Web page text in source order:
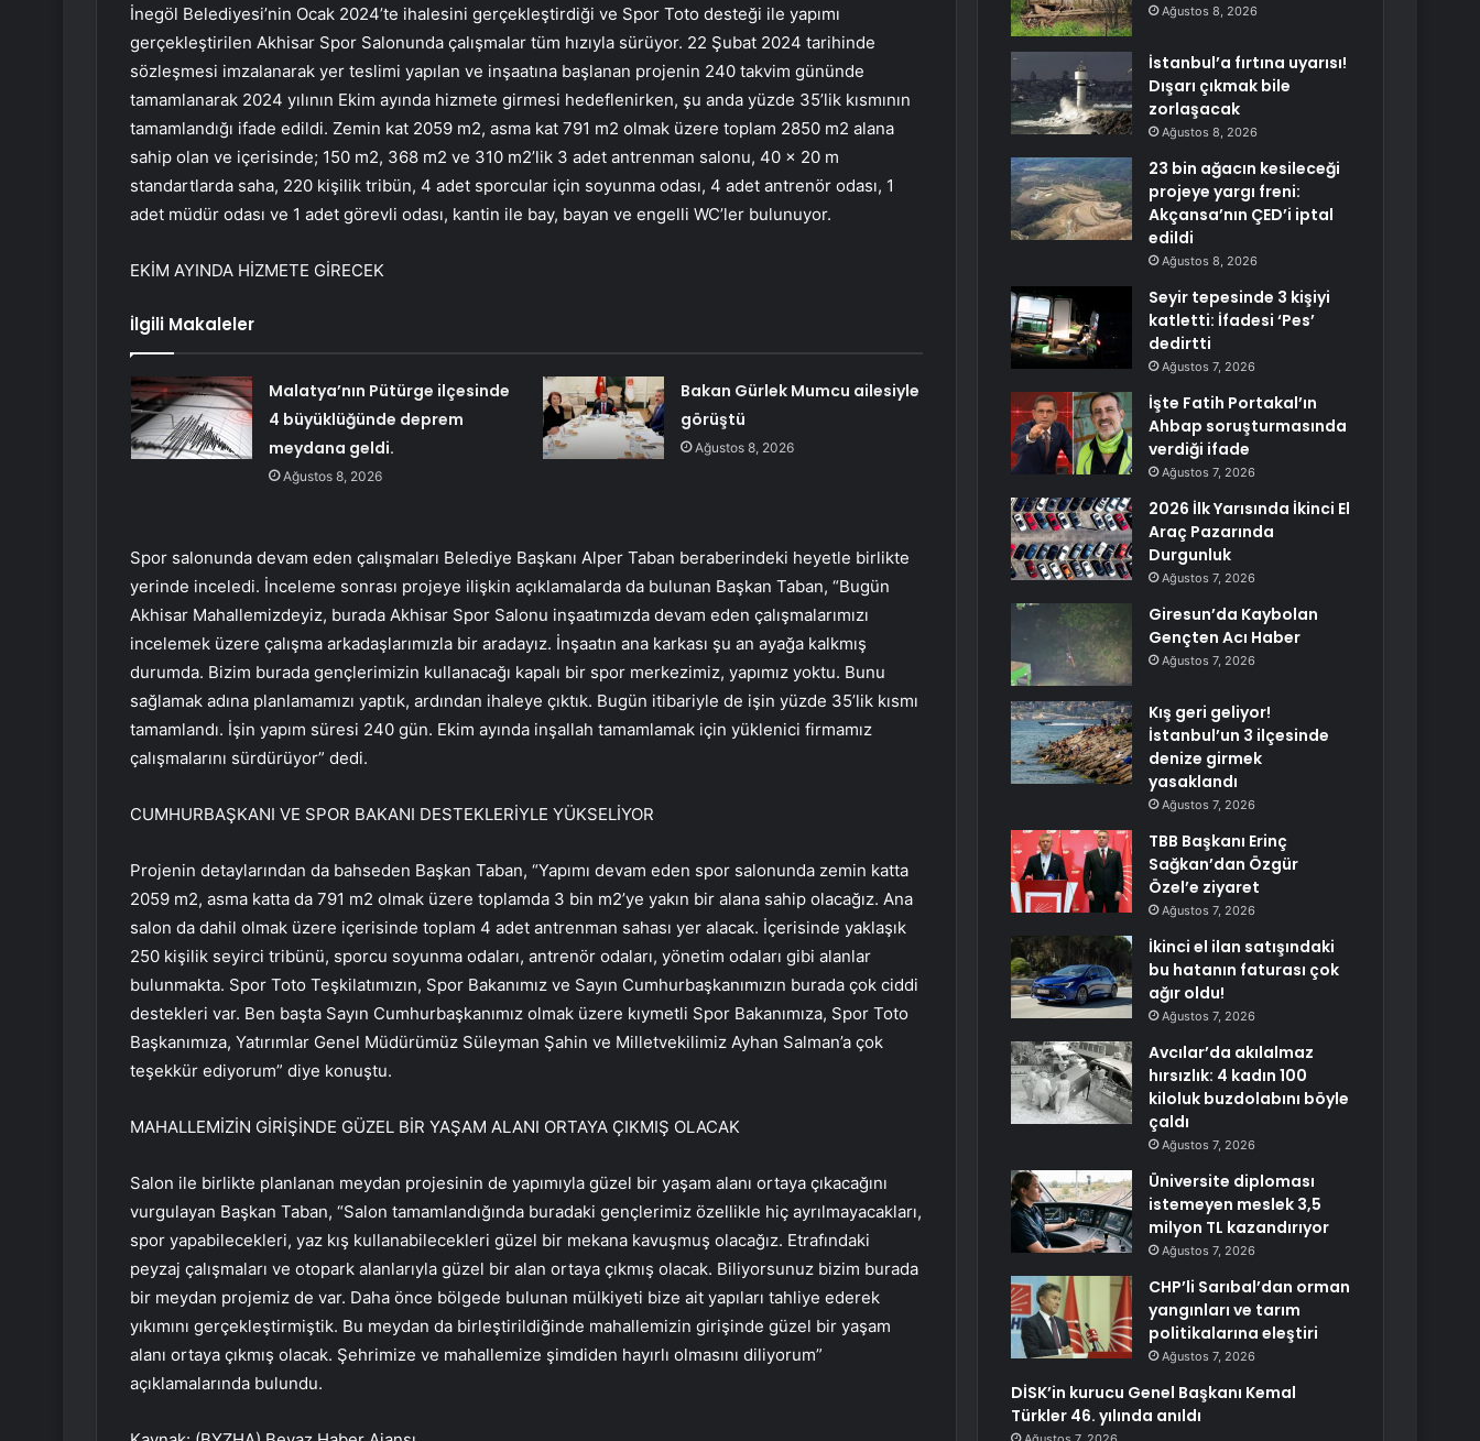
İnegöl Belediyesi’nin Ocak 2024’te ihalesini gerçekleştirdiği ve Spor Toto desteği ile yapımı
gerçekleştirilen Akhisar Spor Salonunda çalışmalar tüm hızıyla sürüyor. 22 Şubat 2024 tarihinde
sözleşmesi imzalanarak yer teslimi yapılan ve inşaatına başlanan projenin 240 takvim gününde
tamamlanarak 2024 yılının Ekim ayında hizmete girmesi hedeflenirken, şu anda yüzde 35’lik kısmının
tamamlandığı ifade edildi. Zemin kat 2059 m2, asma kat 791 m2 olmak üzere toplam 2850 m2 alana
sahip olan ve içerisinde; 150 m2, 368 m2 ve 310 m2’lik 3 adet antrenman salonu, 40 x 20 m
standartlarda saha, 220 kişilik tribün, 4 adet sporcular için soyunma odası, 4 adet antrenör odası, 1
adet müdür odası ve 1 adet görevli odası, kantin ile bay, bayan ve engelli WC’ler bulunuyor.
EKİM AYINDA HİZMETE GİRECEK
İlgili Makaleler
Malatya’nın Pütürge ilçesinde
4 büyüklüğünde deprem
meydana geldi.
Ağustos 8, 2026
Bakan Gürlek Mumcu ailesiyle
görüştü
Ağustos 8, 2026
Spor salonunda devam eden çalışmaları Belediye Başkanı Alper Taban beraberindeki heyetle birlikte
yerinde inceledi. İnceleme sonrası projeye ilişkin açıklamalarda da bulunan Başkan Taban, “Bugün
Akhisar Mahallemizdeyiz, burada Akhisar Spor Salonu inşaatımızda devam eden çalışmalarımızı
incelemek üzere çalışma arkadaşlarımızla bir aradayız. İnşaatın ana karkası şu an ayağa kalkmış
durumda. Bizim burada gençlerimizin kullanacağı kapalı bir spor merkezimiz, yapımız yoktu. Bunu
sağlamak adına planlamamızı yaptık, ardından ihaleye çıktık. Bugün itibariyle de işin yüzde 35’lik kısmı
tamamlandı. İşin yapım süresi 240 gün. Ekim ayında inşallah tamamlamak için yüklenici firmamız
çalışmalarını sürdürüyor” dedi.
CUMHURBAŞKANI VE SPOR BAKANI DESTEKLERİYLE YÜKSELİYOR
Projenin detaylarından da bahseden Başkan Taban, “Yapımı devam eden spor salonunda zemin katta
2059 m2, asma katta da 791 m2 olmak üzere toplamda 3 bin m2’ye yakın bir alana sahip olacağız. Ana
salon da dahil olmak üzere içerisinde toplam 4 adet antrenman sahası yer alacak. İçerisinde yaklaşık
250 kişilik seyirci tribünü, sporcu soyunma odaları, antrenör odaları, yönetim odaları gibi alanlar
bulunmakta. Spor Toto Teşkilatımızın, Spor Bakanımız ve Sayın Cumhurbaşkanımızın burada çok ciddi
destekleri var. Ben başta Sayın Cumhurbaşkanımız olmak üzere kıymetli Spor Bakanımıza, Spor Toto
Başkanımıza, Yatırımlar Genel Müdürümüz Süleyman Şahin ve Milletvekilimiz Ayhan Salman’a çok
teşekkür ediyorum” diye konuştu.
MAHALLEMİZİN GİRİŞİNDE GÜZEL BİR YAŞAM ALANI ORTAYA ÇIKMIŞ OLACAK
Salon ile birlikte planlanan meydan projesinin de yapımıyla güzel bir yaşam alanı ortaya çıkacağını
vurgulayan Başkan Taban, “Salon tamamlandığında buradaki gençlerimiz özellikle hiç ayrılmayacakları,
spor yapabilecekleri, yaz kış kullanabilecekleri güzel bir mekana kavuşmuş olacağız. Etrafındaki
peyzaj çalışmaları ve otopark alanlarıyla güzel bir alan ortaya çıkmış olacak. Biliyorsunuz bizim burada
bir meydan projemiz de var. Daha önce bölgede bulunan mülkiyeti bize ait yapıları tahliye ederek
yıkımını gerçekleştirmiştik. Bu meydan da birleştirildiğinde mahallemizin girişinde güzel bir yaşam
alanı ortaya çıkmış olacak. Şehrimize ve mahallemize şimdiden hayırlı olmasını diliyorum”
açıklamalarında bulundu.
Ağustos 8, 2026
İstanbul’a fırtına uyarısı!
Dışarı çıkmak bile
zorlaşacak
Ağustos 8, 2026
23 bin ağacın kesileceği
projeye yargı freni:
Akçansa’nın ÇED’i iptal
edildi
Ağustos 8, 2026
Seyir tepesinde 3 kişiyi
katletti: İfadesi ‘Pes’
dedirtti
Ağustos 7, 2026
İşte Fatih Portakal’ın
Ahbap soruşturmasında
verdiği ifade
Ağustos 7, 2026
2026 İlk Yarısında İkinci El
Araç Pazarında
Durgunluk
Ağustos 7, 2026
Giresun’da Kaybolan
Gençten Acı Haber
Ağustos 7, 2026
Kış geri geliyor!
İstanbul’un 3 ilçesinde
denize girmek
yasaklandı
Ağustos 7, 2026
TBB Başkanı Erinç
Sağkan’dan Özgür
Özel’e ziyaret
Ağustos 7, 2026
İkinci el ilan satışındaki
bu hatanın faturası çok
ağır oldu!
Ağustos 7, 2026
Avcılar’da akılalmaz
hırsızlık: 4 kadın 100
kiloluk buzdolabını böyle
çaldı
Ağustos 7, 2026
Üniversite diploması
istemeyen meslek 3,5
milyon TL kazandırıyor
Ağustos 7, 2026
CHP’li Sarıbal’dan orman
yangınları ve tarım
politikalarına eleştiri
Ağustos 7, 2026
DİSK’in kurucu Genel Başkanı Kemal
Türkler 46. yılında anıldı